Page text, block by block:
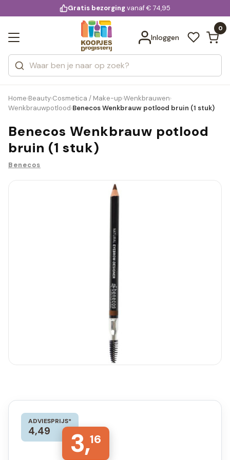
voor 20:00 uur besteld
Gratis bezorgingvanaf € 74,95
Inloggen
0
Zoeken
Categorieën
Merken
Bekijk alle resultaten
Home›Beauty›Cosmetica / Make-up›Wenkbrauwen›
Wenkbrauwpotlood›Benecos Wenkbrauw potlood bruin (1 stuk)
Benecos Wenkbrauw potlood
bruin (1 stuk)
Benecos
ADVIESPRIJS*
4,49 3,16